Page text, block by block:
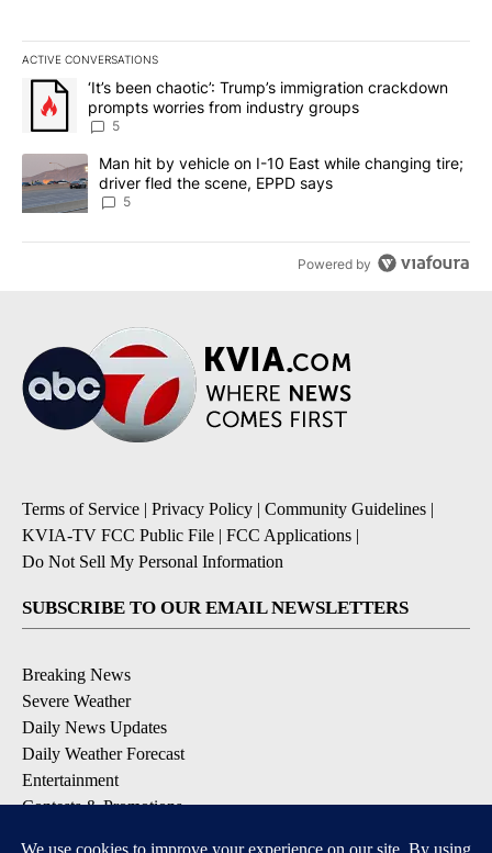
ACTIVE CONVERSATIONS
The following is a list of the most commented articles in the last
A trending article titled "‘It’s been chaotic’: Trump’s
‘It’s been chaotic’: Trump’s immigration crackdown
prompts worries from industry groups
5
A trending article titled "Man hit by vehicle on I-10 East while
Man hit by vehicle on I-10 East while changing tire;
driver fled the scene, EPPD says
5
Powered by
Terms of Service | Privacy Policy | Community Guidelines |
KVIA-TV FCC Public File | FCC Applications |
Do Not Sell My Personal Information
SUBSCRIBE TO OUR EMAIL NEWSLETTERS
Breaking News
Severe Weather
Daily News Updates
Daily Weather Forecast
Entertainment
Contests & Promotions